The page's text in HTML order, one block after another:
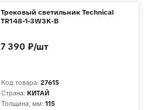
Трековый светильник Technical
TR148-1-3W3K-B
Код товара: 27615
Страна: КИТАЙ
Толщина, мм: 115
7 390 ₽/шт